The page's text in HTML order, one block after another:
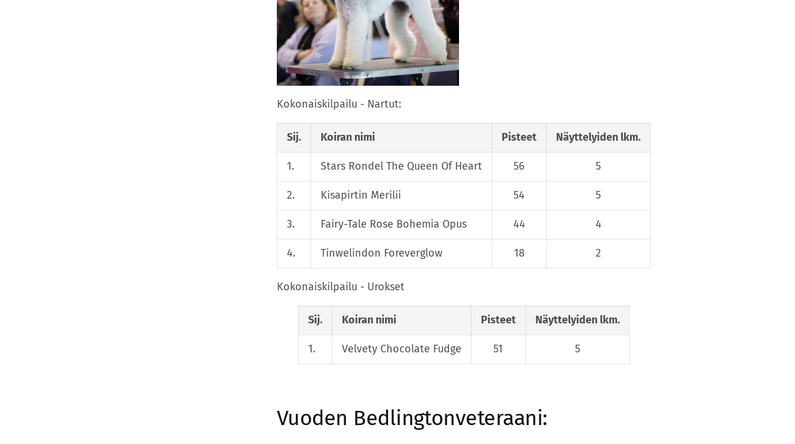
Kokonaiskilpailu - Nartut:
Sij. Koiran nimi Pisteet Näyttelyiden lkm.
1. Stars Rondel The Queen Of Heart 56 5
2. Kisapirtin Merilii 54 5
3. Fairy-Tale Rose Bohemia Opus 44 4
4. Tinwelindon Foreverglow 18 2
Kokonaiskilpailu - Urokset
Sij. Koiran nimi Pisteet Näyttelyiden lkm.
1. Velvety Chocolate Fudge 51 5
Vuoden Bedlingtonveteraani: